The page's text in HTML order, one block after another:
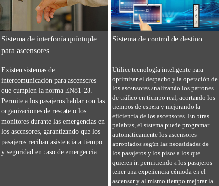
Sistema de interfonía quíntuple
para ascensores
Existen sistemas de
intercomunicación para ascensores
que cumplen la norma EN81-28.
Permite a los pasajeros hablar con las
organizaciones de rescate o los
monitores durante las emergencias en
los ascensores, garantizando que los
pasajeros reciban asistencia a tiempo
y seguridad en caso de emergencia.
Sistema de control de destino
Utilice tecnología inteligente para
optimizar el despacho y la operación de
los ascensores analizando los patrones
de tráfico en tiempo real, acortando los
tiempos de espera y mejorando la
eficiencia de los ascensores. En otras
palabras, el sistema puede programar
automáticamente los ascensores
apropiados según las necesidades de
los pasajeros y los pisos a los que
quieren ir. permitiendo a los pasajeros
tener una experiencia cómoda en el
ascensor y al mismo tiempo mejorar la